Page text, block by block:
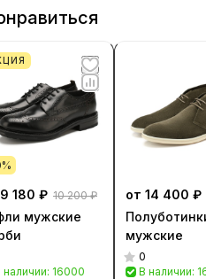
180 ₽ 10 200 ₽
мужские
наличии: 16000
от 14 400 ₽
мужские
0
В наличии: